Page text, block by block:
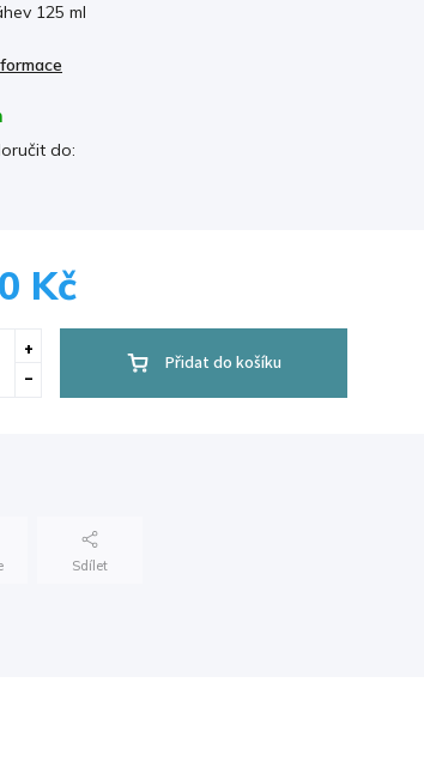
125 ml
do:
Kč
Přidat do košíku
Sdílet